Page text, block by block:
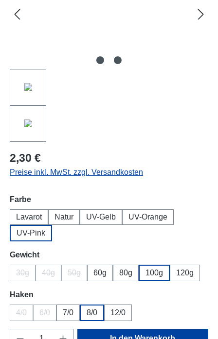
2,30 €
Preise inkl. MwSt. zzgl. Versandkosten
Farbeauswählen
Lavarot Natur UV-Gelb
UV-Orange
UV-Pink
Gewichtauswählen
30g
(Diese Option ist zurzeit nicht verfügbar.)
40g
(Diese Option ist zurzeit nicht verfügbar.)
50g
(Diese Option ist zurzeit nicht verfügbar.)
60g 80g 100g 120g
Haken
4/0
(Diese Option ist zurzeit nicht verfügbar.)
6/0
(Diese Option ist zurzeit nicht verfügbar.)
7/0 8/0 12/0
Produkt Anzahl: Gib den gewünschten